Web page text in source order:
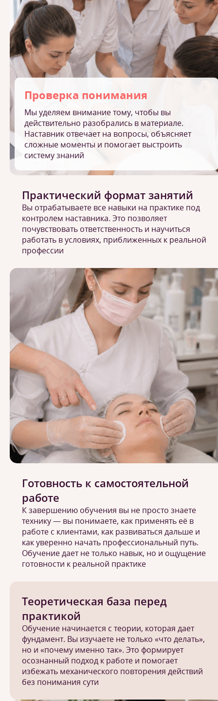
Проверка понимания
Мы уделяем внимание тому, чтобы вы
действительно разобрались в материале.
Наставник отвечает на вопросы, объясняет
сложные моменты и помогает выстроить
систему знаний
Теоретическая база перед
практикой
Обучение начинается с теории, которая дает
фундамент. Вы изучаете не только «что делать»,
но и «почему именно так». Это формирует
осознанный подход к работе и помогает
избежать механического повторения действий
без понимания сути
Практический формат занятий
Вы отрабатываете все навыки на практике под
контролем наставника. Это позволяет
почувствовать ответственность и научиться
работать в условиях, приближенных к реальной
профессии
Готовность к самостоятельной
работе
К завершению обучения вы не просто знаете
технику — вы понимаете, как применять её в
работе с клиентами, как развиваться дальше и
как уверенно начать профессиональный путь.
Обучение дает не только навык, но и ощущение
готовности к реальной практике